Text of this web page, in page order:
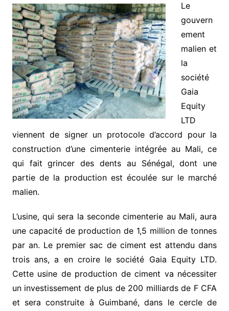
Le
gouvern
ement
malien et
la
société
Gaia
Equity
LTD
viennent de signer un protocole d’accord pour la
construction d’une cimenterie intégrée au Mali, ce
qui fait grincer des dents au Sénégal, dont une
partie de la production est écoulée sur le marché
malien.
L’usine, qui sera la seconde cimenterie au Mali, aura
une capacité de production de 1,5 million de tonnes
par an. Le premier sac de ciment est attendu dans
trois ans, a en croire le société Gaia Equity LTD.
Cette usine de production de ciment va nécessiter
un investissement de plus de 200 milliards de F CFA
et sera construite à Guimbané, dans le cercle de